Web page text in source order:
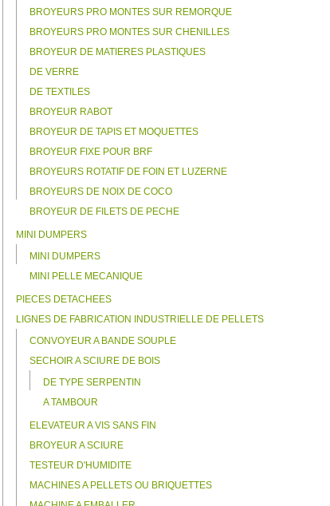
BROYEURS PRO MONTES SUR REMORQUE
BROYEURS PRO MONTES SUR CHENILLES
BROYEUR DE MATIERES PLASTIQUES
DE VERRE
DE TEXTILES
BROYEUR RABOT
BROYEUR DE TAPIS ET MOQUETTES
BROYEUR FIXE POUR BRF
BROYEURS ROTATIF DE FOIN ET LUZERNE
BROYEURS DE NOIX DE COCO
BROYEUR DE FILETS DE PECHE
MINI DUMPERS
MINI DUMPERS
MINI PELLE MECANIQUE
PIECES DETACHEES
LIGNES DE FABRICATION INDUSTRIELLE DE PELLETS
CONVOYEUR A BANDE SOUPLE
SECHOIR A SCIURE DE BOIS
DE TYPE SERPENTIN
A TAMBOUR
ELEVATEUR A VIS SANS FIN
BROYEUR A SCIURE
TESTEUR D'HUMIDITE
MACHINES A PELLETS OU BRIQUETTES